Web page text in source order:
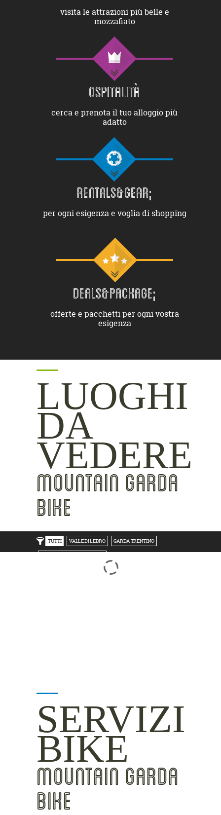
visita le attrazioni più belle e
mozzafiato
OSPITALITÀ
cerca e prenota il tuo alloggio più
adatto
RENTALS&GEAR;
per ogni esigenza e voglia di shopping
DEALS&PACKAGE;
offerte e pacchetti per ogni vostra
esigenza
LUOGHI
DA
VEDERE
MOUNTAIN GARDA
BIKE
TUTTI VALLE DI LEDRO GARDA TRENTINO
ROVERETO M.BALDO V/GRESTA
SERVIZI
BIKE
MOUNTAIN GARDA
BIKE